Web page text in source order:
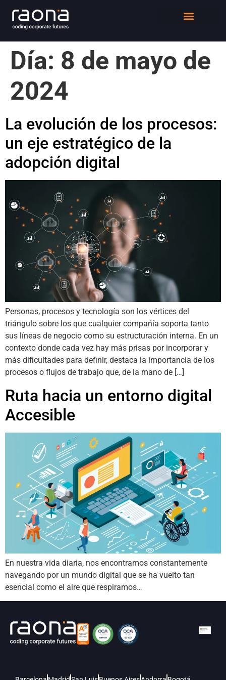
Día: 8 de mayo de
2024
La evolución de los procesos:
un eje estratégico de la
adopción digital
Personas, procesos y tecnología son los vértices del
triángulo sobre los que cualquier compañía soporta tanto
sus líneas de negocio como su estructuración interna. En un
contexto donde cada vez hay más prisas por incorporar y
más dificultades para definir, destaca la importancia de los
procesos o flujos de trabajo que, de la mano de […]
Ruta hacia un entorno digital
Accesible
En nuestra vida diaria, nos encontramos constantemente
navegando por un mundo digital que se ha vuelto tan
esencial como el aire que respiramos…